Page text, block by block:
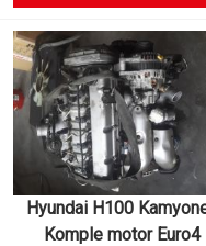
Hyundai H100
Komple motor Euro4